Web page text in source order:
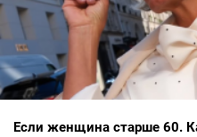
Если женщина старше 60.